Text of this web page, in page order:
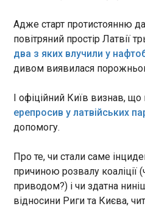
Президентка Молдови –
Україні: РФ продовжує
розправу
12:50:23
останні удари РФ по
послаблювати тиск на
написала в Х, передає "Європейська правда".
Коментуючи, як
атак на Україну, вона
повітряного простору
"Ефективність падає": у
наступу РФ на Куп'янськ
12:47:17
Адже старт протистоянню
повітряний простір Латвії
два з яких влучили у
дивом виявилася
І офіційний Київ визнав,
ерепросив у латвійських
допомогу.
Про те, чи стали саме
причиною розвалу коаліції
приводом?) і чи здатна
відносини Риги та Києва,